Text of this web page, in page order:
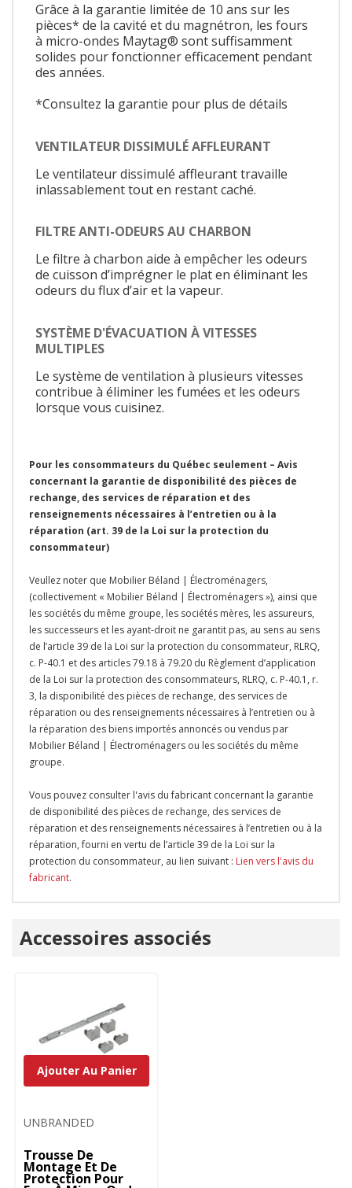
Grâce à la garantie limitée de 10 ans sur les
pièces* de la cavité et du magnétron, les fours
à micro-ondes Maytag® sont suffisamment
solides pour fonctionner efficacement pendant
des années.
*Consultez la garantie pour plus de détails
VENTILATEUR DISSIMULÉ AFFLEURANT
Le ventilateur dissimulé affleurant travaille
inlassablement tout en restant caché.
FILTRE ANTI-ODEURS AU CHARBON
Le filtre à charbon aide à empêcher les odeurs
de cuisson d’imprégner le plat en éliminant les
odeurs du flux d’air et la vapeur.
SYSTÈME D'ÉVACUATION À VITESSES
MULTIPLES
Le système de ventilation à plusieurs vitesses
contribue à éliminer les fumées et les odeurs
lorsque vous cuisinez.
Pour les consommateurs du Québec seulement – Avis
concernant la garantie de disponibilité des pièces de
rechange, des services de réparation et des
renseignements nécessaires à l’entretien ou à la
réparation (art. 39 de la Loi sur la protection du
consommateur)
Veullez noter que Mobilier Béland | Électroménagers,
(collectivement « Mobilier Béland | Électroménagers »), ainsi que
les sociétés du même groupe, les sociétés mères, les assureurs,
les successeurs et les ayant-droit ne garantit pas, au sens au sens
de l’article 39 de la Loi sur la protection du consommateur, RLRQ,
c. P-40.1 et des articles 79.18 à 79.20 du Règlement d’application
de la Loi sur la protection des consommateurs, RLRQ, c. P-40.1, r.
3, la disponibilité des pièces de rechange, des services de
réparation ou des renseignements nécessaires à l’entretien ou à
la réparation des biens importés annoncés ou vendus par
Mobilier Béland | Électroménagers ou les sociétés du même
groupe.
Vous pouvez consulter l'avis du fabricant concernant la garantie
de disponibilité des pièces de rechange, des services de
réparation et des renseignements nécessaires à l’entretien ou à la
réparation, fourni en vertu de l’article 39 de la Loi sur la
protection du consommateur, au lien suivant : Lien vers l'avis du
fabricant.
personnalisé
Accessoires associés
UNBRANDED
Trousse De
Montage Et De
Protection Pour
Ajouter Au Panier